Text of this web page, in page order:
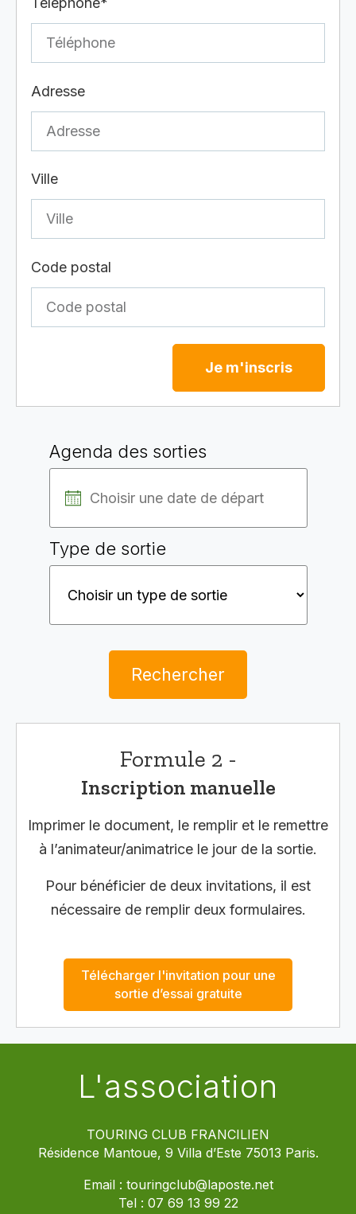
Adresse
Ville
Code postal
Je m'inscris
Agenda des sorties
Type de sortie
Rechercher
Formule 2 -
Inscription manuelle
Imprimer le document, le remplir et le remettre
à l’animateur/animatrice le jour de la sortie.
Pour bénéficier de deux invitations, il est
nécessaire de remplir deux formulaires.
Télécharger l'invitation pour une
sortie d’essai gratuite
L'association
TOURING CLUB FRANCILIEN
Résidence Mantoue, 9 Villa d’Este 75013 Paris.
Email : touringclub@laposte.net
Tel : 07 69 13 99 22